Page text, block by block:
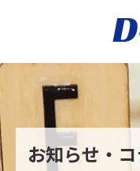
お知らせ・